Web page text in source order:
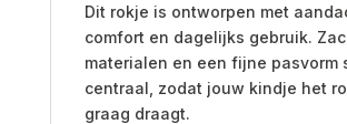
Dit rokje is ontworpen met
comfort en dagelijks gebruik.
materialen en een fijne pasvorm
centraal, zodat jouw kindje het
graag draagt.